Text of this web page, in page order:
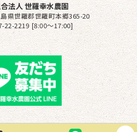
法人 世羅幸水農園
県世羅郡世羅町本郷365-20
22-2219 [8:00〜17:00]